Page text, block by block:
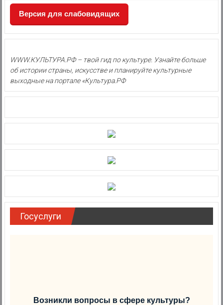
Версия для слабовидящих
WWW.КУЛЬТУРА.РФ – твой гид по культуре. Узнайте больше
об истории страны, искусстве и планируйте культурные
выходные на портале «Культура.РФ
Госуслуги
Возникли вопросы в сфере культуры?